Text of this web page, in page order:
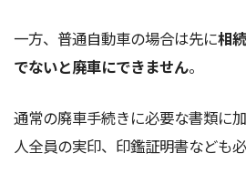
一方、普通自動車の場合は先に相
でないと廃車にできません。
通常の廃車手続きに必要な書類に
人全員の実印、印鑑証明書なども必